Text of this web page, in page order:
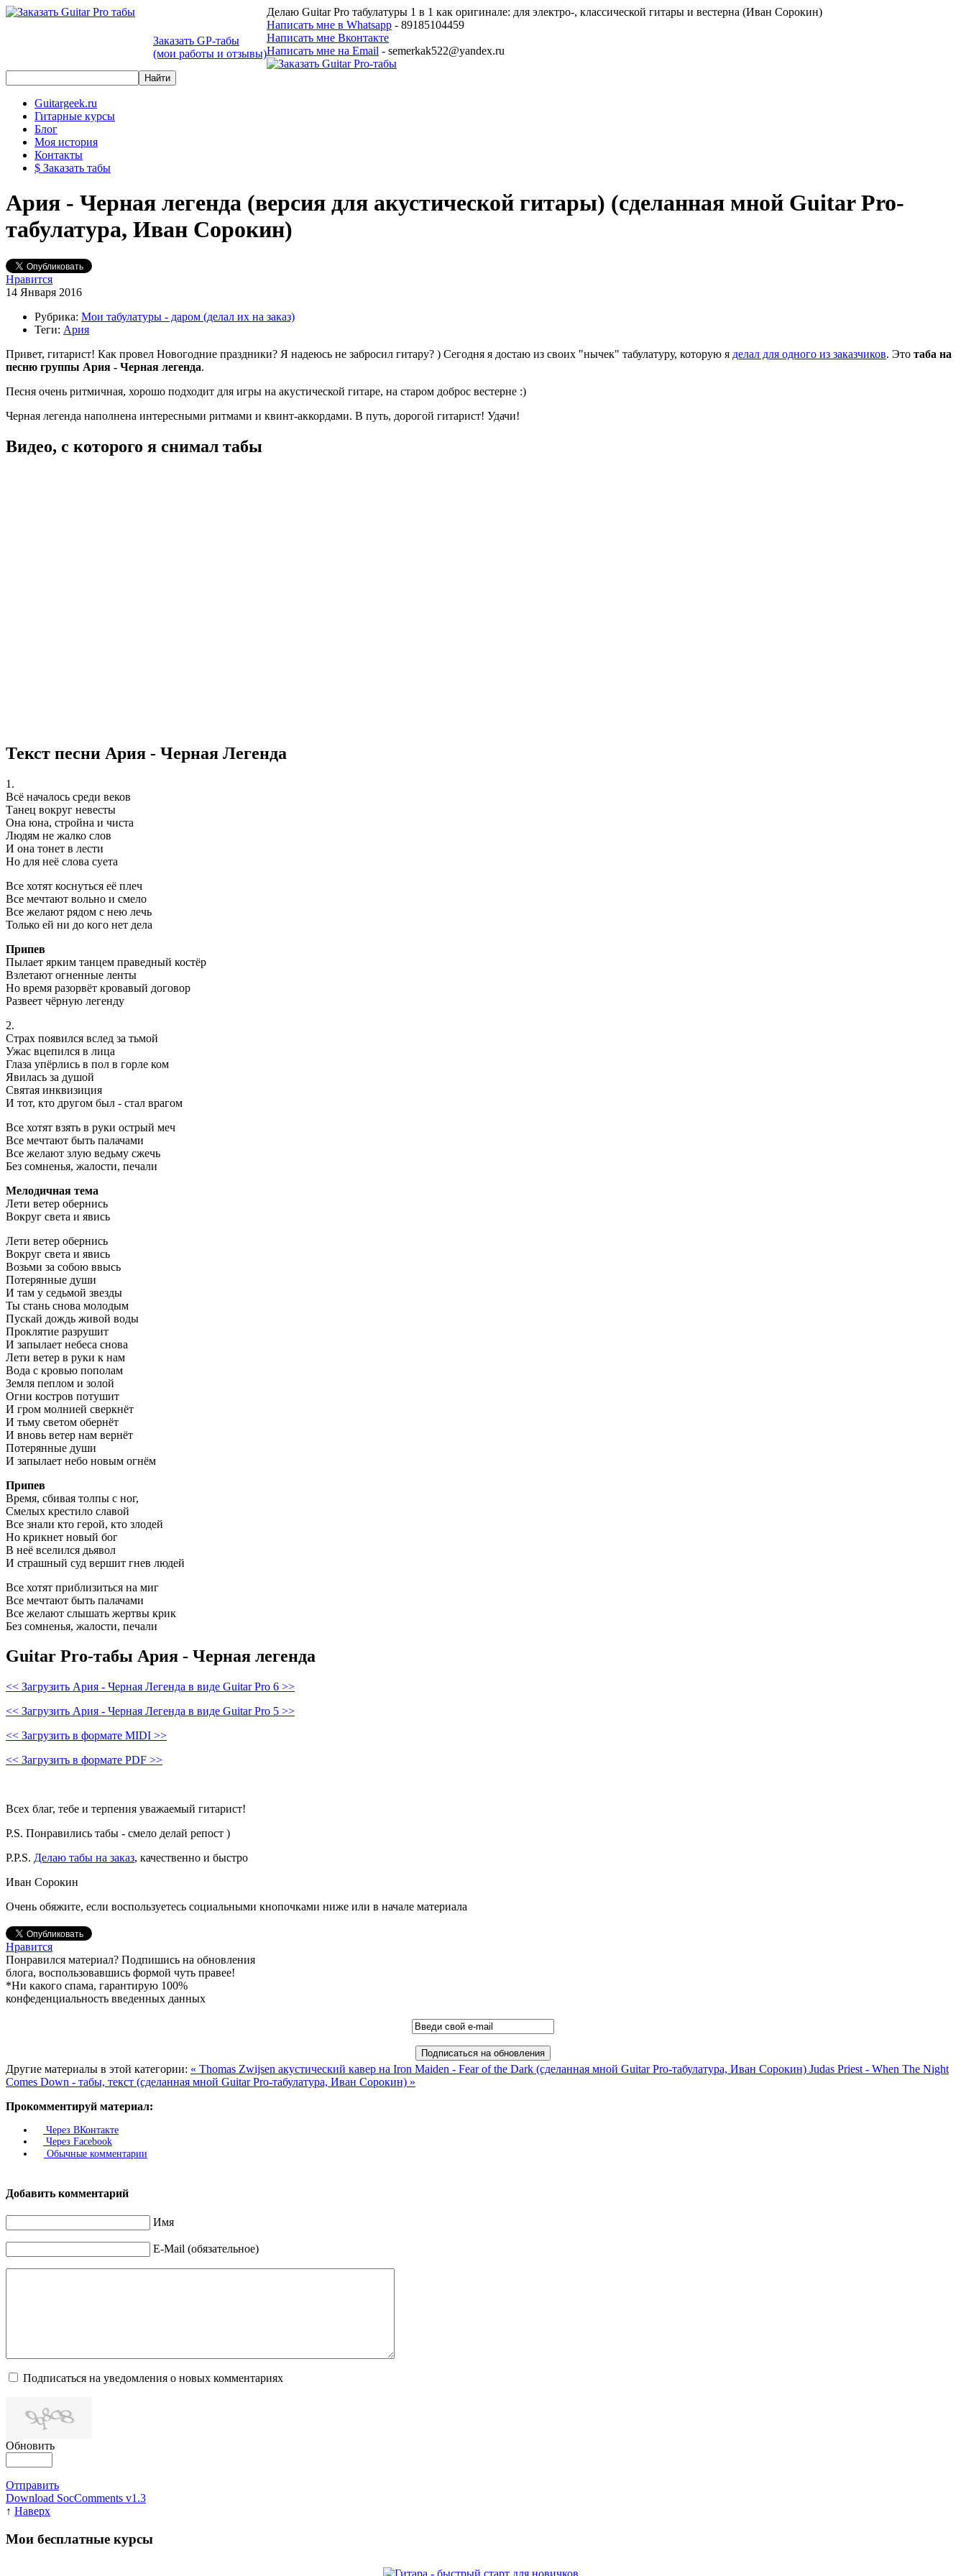
Заказать GP-табы
(мои работы и отзывы)
Делаю Guitar Pro табулатуры 1 в 1 как оригинале: для электро-, классической гитары и вестерна (Иван Сорокин)
Написать мне в Whatsapp - 89185104459
Написать мне Вконтакте
Написать мне на Email - semerkak522@yandex.ru
Guitargeek.ru
Гитарные курсы
Блог
Моя история
Контакты
$ Заказать табы
Ария - Черная легенда (версия для акустической гитары) (сделанная мной Guitar Pro-
табулатура, Иван Сорокин)
Нравится
14 Января 2016
Рубрика: Мои табулатуры - даром (делал их на заказ)
Теги: Ария
Привет, гитарист! Как провел Новогодние праздники? Я надеюсь не забросил гитару? ) Сегодня я достаю из своих "нычек" табулатуру, которую я делал для одного из заказчиков. Это таба на
песню группы Ария - Черная легенда.
Песня очень ритмичная, хорошо подходит для игры на акустической гитаре, на старом доброс вестерне :)
Черная легенда наполнена интересными ритмами и квинт-аккордами. В путь, дорогой гитарист! Удачи!
Видео, с которого я снимал табы
Текст песни Ария - Черная Легенда
1.
Всё началось среди веков
Танец вокруг невесты
Она юна, стройна и чиста
Людям не жалко слов
И она тонет в лести
Но для неё слова суета
Все хотят коснуться её плеч
Все мечтают вольно и смело
Все желают рядом с нею лечь
Только ей ни до кого нет дела
Припев
Пылает ярким танцем праведный костёр
Взлетают огненные ленты
Но время разорвёт кровавый договор
Развеет чёрную легенду
2.
Страх появился вслед за тьмой
Ужас вцепился в лица
Глаза упёрлись в пол в горле ком
Явилась за душой
Святая инквизиция
И тот, кто другом был - стал врагом
Все хотят взять в руки острый меч
Все мечтают быть палачами
Все желают злую ведьму сжечь
Без сомненья, жалости, печали
Мелодичная тема
Лети ветер обернись
Вокруг света и явись
Лети ветер обернись
Вокруг света и явись
Возьми за собою ввысь
Потерянные души
И там у седьмой звезды
Ты стань снова молодым
Пускай дождь живой воды
Проклятие разрушит
И запылает небеса снова
Лети ветер в руки к нам
Вода с кровью пополам
Земля пеплом и золой
Огни костров потушит
И гром молнией сверкнёт
И тьму светом обернёт
И вновь ветер нам вернёт
Потерянные души
И запылает небо новым огнём
Припев
Время, сбивая толпы с ног,
Смелых крестило славой
Все знали кто герой, кто злодей
Но крикнет новый бог
В неё вселился дьявол
И страшный суд вершит гнев людей
Все хотят приблизиться на миг
Все мечтают быть палачами
Все желают слышать жертвы крик
Без сомненья, жалости, печали
Guitar Pro-табы Ария - Черная легенда
<< Загрузить Ария - Черная Легенда в виде Guitar Pro 6 >>
<< Загрузить Ария - Черная Легенда в виде Guitar Pro 5 >>
<< Загрузить в формате MIDI >>
<< Загрузить в формате PDF >>
Всех благ, тебе и терпения уважаемый гитарист!
P.S. Понравились табы - смело делай репост )
P.P.S. Делаю табы на заказ, качественно и быстро
Иван Сорокин
Очень обяжите, если воспользуетесь социальными кнопочками ниже или в начале материала
Нравится
Понравился материал? Подпишись на обновления
блога, воспользовавшись формой чуть правее!
*Ни какого спама, гарантирую 100%
конфеденциальность введенных данных
Другие материалы в этой категории: « Thomas Zwijsen акустический кавер на Iron Maiden - Fear of the Dark (сделанная мной Guitar Pro-табулатура, Иван Сорокин) Judas Priest - When The Night
Comes Down - табы, текст (сделанная мной Guitar Pro-табулатура, Иван Сорокин) »
Прокомментируй материал:
Через ВКонтакте
Через Facebook
Обычные комментарии
Добавить комментарий
Имя
E-Mail (обязательное)
Подписаться на уведомления о новых комментариях
Обновить
Отправить
Download SocComments v1.3
↑ Наверх
Мои бесплатные курсы